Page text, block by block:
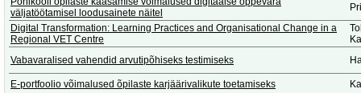
väljatöötamisel loodusainete näitel
Digital Transformation: Learning Practices and Organisational Change in a
Regional VET Centre
Vabavaralised vahendid arvutipõhiseks testimiseks
E-portfoolio võimalused õpilaste karjäärivalikute toetamiseks